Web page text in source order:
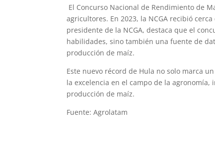
El Concurso Nacional de Rendimiento de
agricultores. En 2023, la NCGA recibió
presidente de la NCGA, destaca que el
habilidades, sino también una fuente de
producción de maíz.
Este nuevo récord de Hula no solo marca
la excelencia en el campo de la
producción de maíz.
Fuente: Agrolatam